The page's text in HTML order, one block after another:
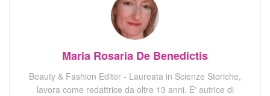
Maria Rosaria De Benedictis
Beauty & Fashion Editor - Laureata in Scienze Storiche,
lavora come redattrice da oltre 13 anni. E' autrice di